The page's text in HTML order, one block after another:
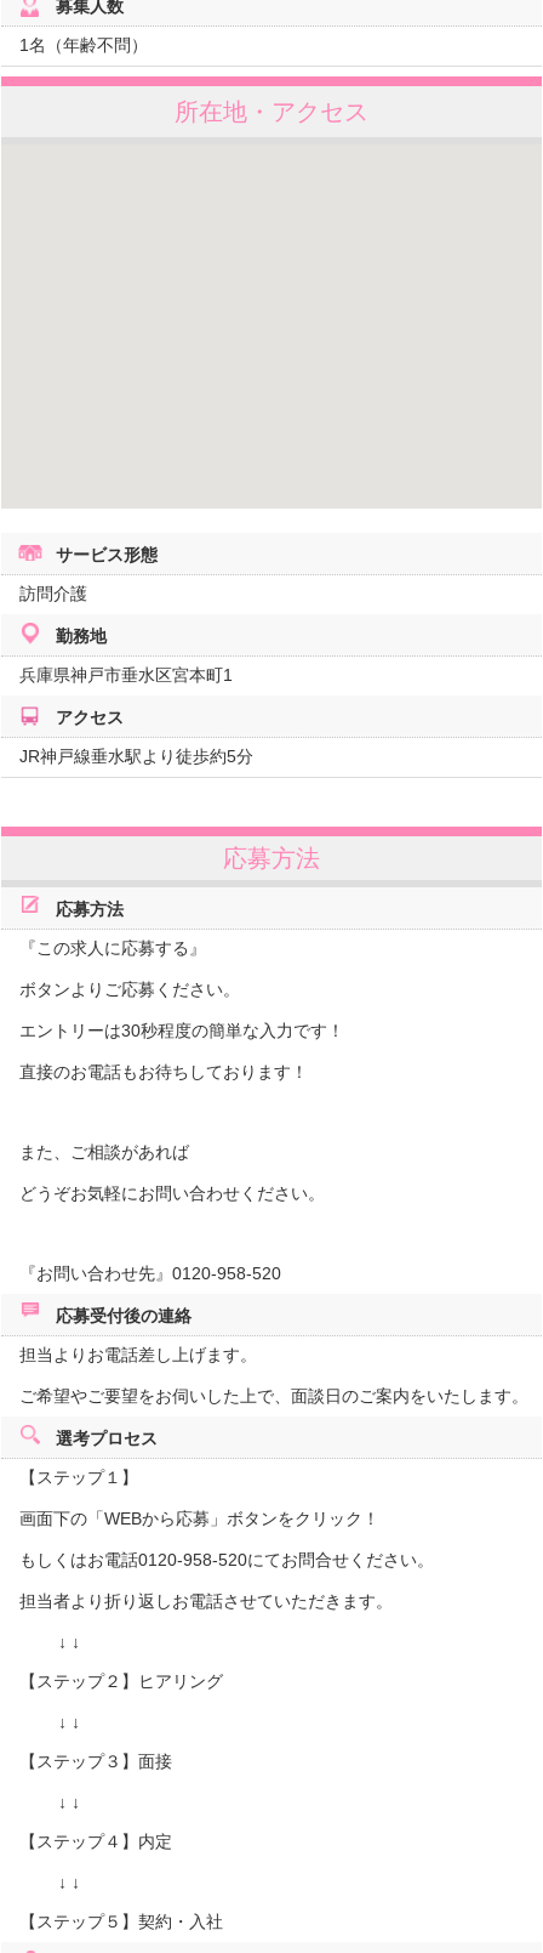
募集人数
1名（年齢不問）
所在地・アクセス
サービス形態
訪問介護
勤務地
兵庫県神戸市垂水区宮本町1
アクセス
JR神戸線垂水駅より徒歩約5分
応募方法
応募方法
『この求人に応募する』
ボタンよりご応募ください。
エントリーは30秒程度の簡単な入力です！
直接のお電話もお待ちしております！
また、ご相談があれば
どうぞお気軽にお問い合わせください。
『お問い合わせ先』0120-958-520
応募受付後の連絡
担当よりお電話差し上げます。
ご希望やご要望をお伺いした上で、面談日のご案内をいたします。
選考プロセス
【ステップ１】
画面下の「WEBから応募」ボタンをクリック！
もしくはお電話0120-958-520にてお問合せください。
担当者より折り返しお電話させていただきます。
↓ ↓
【ステップ２】ヒアリング
↓ ↓
【ステップ３】面接
↓ ↓
【ステップ４】内定
↓ ↓
【ステップ５】契約・入社